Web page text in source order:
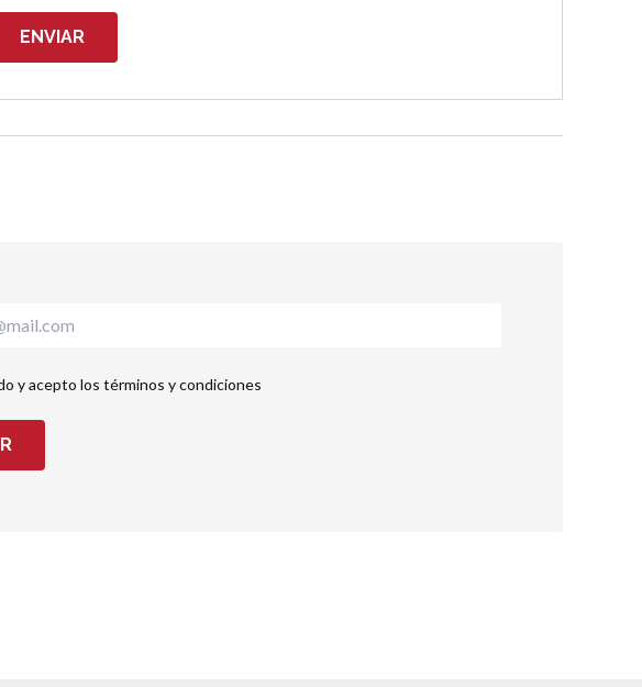
y acepto los términos y condiciones